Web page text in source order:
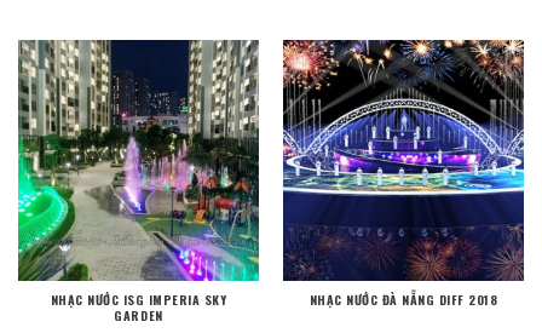
NHẠC NƯỚC ISG IMPERIA SKY
GARDEN
NHẠC NƯỚC ĐÀ NẴNG DIFF 2018